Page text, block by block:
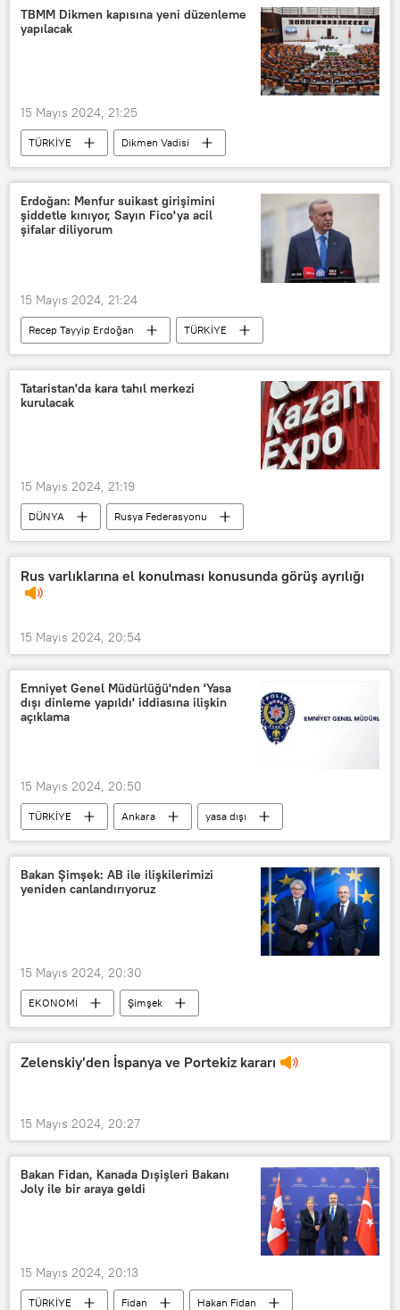
müstehcen görüntü Sosyal medya
TBMM Dikmen kapısına yeni düzenleme
yapılacak
15 Mayıs 2024, 21:25
TÜRKİYE
Dikmen Vadisi
TBMM
Erdoğan: Menfur suikast girişimini
şiddetle kınıyor, Sayın Fico'ya acil
şifalar diliyorum
15 Mayıs 2024, 21:24
Recep Tayyip Erdoğan
TÜRKİYE
Robert Fico
Suikast girişimi
Tataristan'da kara tahıl merkezi
kurulacak
15 Mayıs 2024, 21:19
DÜNYA
Rusya Federasyonu
Tataristan
İslam İşbirliği Teşkilatı (İİT)
Kazan Tahıl
Rus varlıklarına el konulması konusunda görüş ayrılığı
15 Mayıs 2024, 20:54
Emniyet Genel Müdürlüğü'nden 'Yasa
dışı dinleme yapıldı' iddiasına ilişkin
açıklama
15 Mayıs 2024, 20:50
TÜRKİYE Ankara
yasa dışı
Yasa dışı dinleme
Ankara İl Emniyet Müdürlüğü
Bakan Şimşek: AB ile ilişkilerimizi
yeniden canlandırıyoruz
15 Mayıs 2024, 20:30
EKONOMİ
Şimşek
Mehmet Şimşek
Avrupa
Avrupa Birliği
Avrupa Birliği
Zelenskiy’den İspanya ve Portekiz kararı
15 Mayıs 2024, 20:27
Bakan Fidan, Kanada Dışişleri Bakanı
Joly ile bir araya geldi
15 Mayıs 2024, 20:13
TÜRKİYE Fidan
Hakan Fidan